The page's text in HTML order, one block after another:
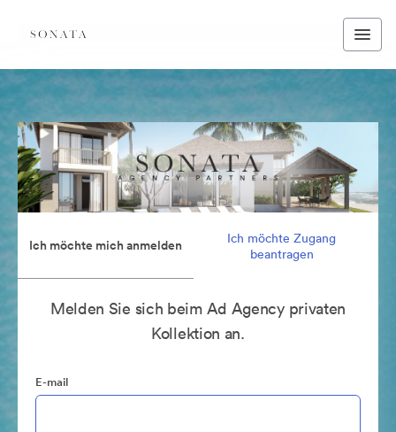
Ich möchte mich anmelden
Ich möchte Zugang
beantragen
Melden Sie sich beim Ad Agency privaten
Kollektion an.
E-mail